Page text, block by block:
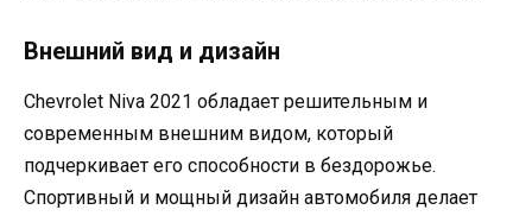
Внешний вид и дизайн
Chevrolet Niva 2021 обладает решительным и
современным внешним видом, который
подчеркивает его способности в бездорожье.
Спортивный и мощный дизайн автомобиля делает